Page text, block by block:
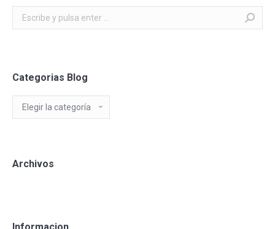
Categorias Blog
Blog
Archivos